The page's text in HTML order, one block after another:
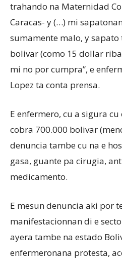
trahando na Maternidad
Caracas- y (…) mi
sumamente malo, y
bolivar (como 15 dollar
mi no por cumpra”, e
Lopez ta conta prensa.
E enfermero, cu a sigura
cobra 700.000 bolivar
denuncia tambe cu na e
gasa, guante pa cirugia,
medicamento.
E mesun denuncia aki por
manifestacionnan di e
ayera tambe na estado
enfermeronana protesta,